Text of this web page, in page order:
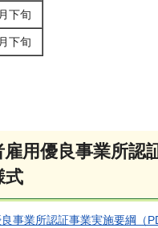
下旬
下旬
用優良事業所認
式
事業所認証事業実施要綱（